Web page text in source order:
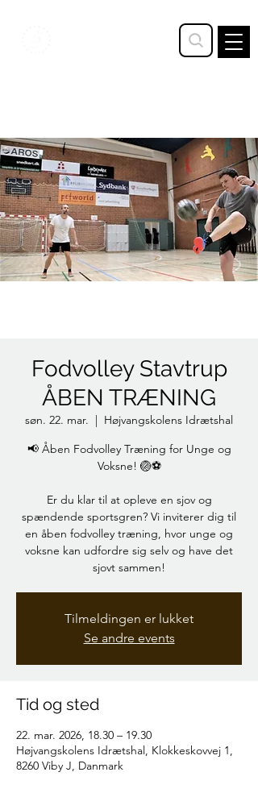
Fodvolley Stavtrup
ÅBEN TRÆNING
søn. 22. mar.
  |
Højvangskolens Idrætshal
📢 Åben Fodvolley Træning for Unge og
Voksne! 🏐⚽️
Er du klar til at opleve en sjov og
spændende sportsgren? Vi inviterer dig til
en åben fodvolley træning, hvor unge og
voksne kan udfordre sig selv og have det
sjovt sammen!
Tilmeldingen er lukket
Se andre events
Tid og sted
22. mar. 2026, 18.30 – 19.30
Højvangskolens Idrætshal, Klokkeskovvej 1,
8260 Viby J, Danmark